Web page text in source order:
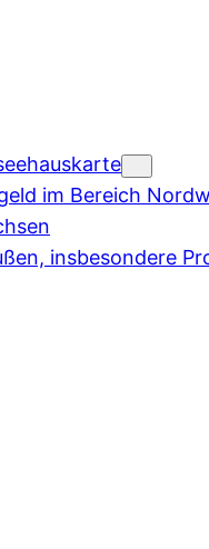
im Bereich
insbesondere